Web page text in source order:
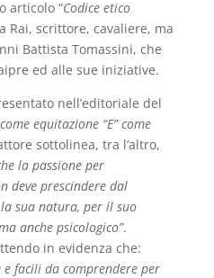
articolo “Codice etico
Rai, scrittore, cavaliere, ma
Battista Tomassini, che
ed alle sue iniziative.
nell’editoriale del
come equitazione “E” come
sottolinea, tra l’altro,
la passione per
deve prescindere dal
sua natura, per il suo
anche psicologico”.
in evidenza che:
e facili da comprendere per